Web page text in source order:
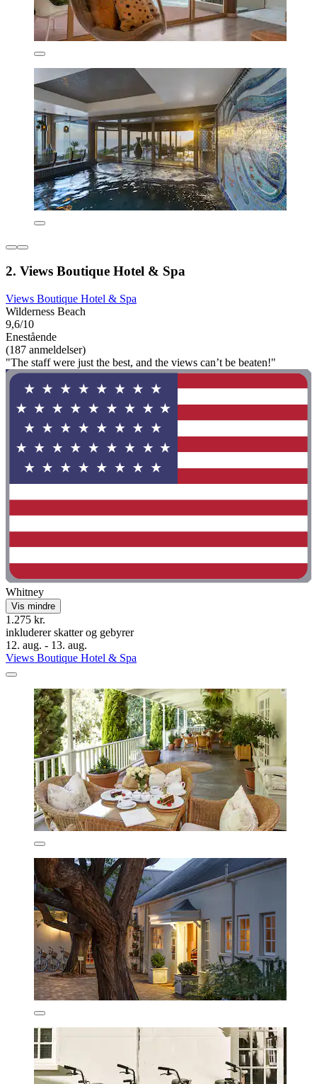
2. Views Boutique Hotel & Spa
Views Boutique Hotel & Spa
Wilderness Beach
9,6/10
Enestående
(187 anmeldelser)
"The staff were just the best, and the views can’t be beaten!"
Whitney
Vis mindre
1.275 kr.
inkluderer skatter og gebyrer
12. aug. - 13. aug.
Views Boutique Hotel & Spa